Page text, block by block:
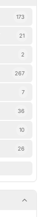
173
21
2
267
7
36
10
26